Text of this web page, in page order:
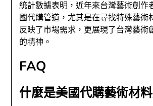
統計數據表明，近年來台灣藝術創作
國代購管道，尤其是在尋找特殊藝術
反映了市場需求，更展現了台灣藝術
的精神。
FAQ
什麼是美國代購藝術材